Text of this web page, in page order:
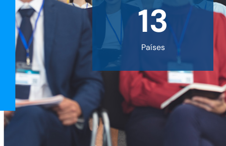
13
Países